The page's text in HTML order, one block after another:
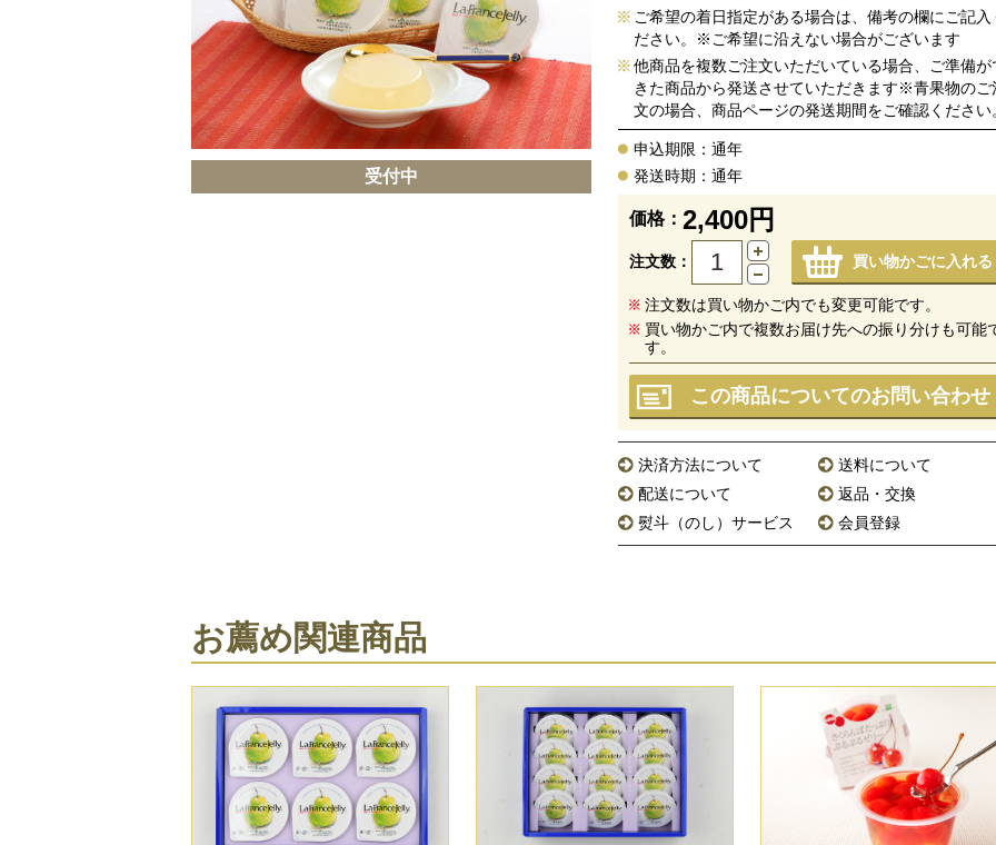
受付中
ご希望の着日指定がある場合は、備考の欄にご記入
ださい。※ご希望に沿えない場合がございます
他商品を複数ご注文いただいている場合、ご準備が
きた商品から発送させていただきます※青果物のご
文の場合、商品ページの発送期間をご確認ください
申込期限：通年
発送時期：通年
価格： 2,400円
注文数： 買い物かごに入れる
注文数は買い物かご内でも変更可能です。
買い物かご内で複数お届け先への振り分けも可能
す。
この商品についてのお問い合わせ
決済方法について
送料について
配送について
返品・交換
熨斗（のし）サービス
会員登録
お薦め関連商品